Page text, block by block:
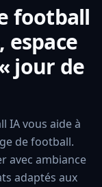
football
espace
jour de
IA vous aide à
de football.
avec ambiance
adaptés aux